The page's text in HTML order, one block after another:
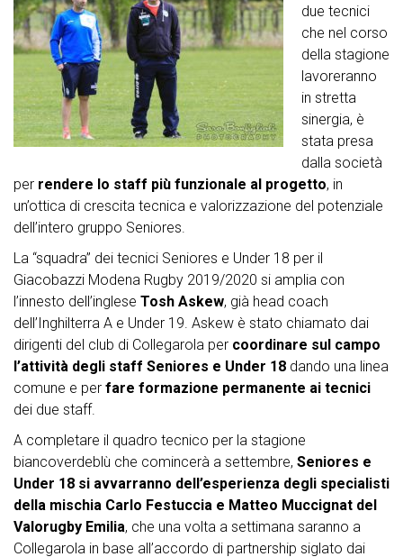
due tecnici
che nel corso
della stagione
lavoreranno
in stretta
sinergia, è
stata presa
dalla società
per rendere lo staff più funzionale al progetto, in
un’ottica di crescita tecnica e valorizzazione del potenziale
dell’intero gruppo Seniores.
La “squadra” dei tecnici Seniores e Under 18 per il
Giacobazzi Modena Rugby 2019/2020 si amplia con
l’innesto dell’inglese Tosh Askew, già head coach
dell’Inghilterra A e Under 19. Askew è stato chiamato dai
dirigenti del club di Collegarola per coordinare sul campo
l’attività degli staff Seniores e Under 18 dando una linea
comune e per fare formazione permanente ai tecnici
dei due staff.
A completare il quadro tecnico per la stagione
biancoverdeblù che comincerà a settembre, Seniores e
Under 18 si avvarranno dell’esperienza degli specialisti
della mischia Carlo Festuccia e Matteo Muccignat del
Valorugby Emilia, che una volta a settimana saranno a
Collegarola in base all’accordo di partnership siglato dai